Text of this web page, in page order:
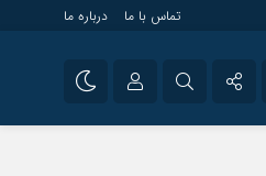
تماس با ما درباره ما